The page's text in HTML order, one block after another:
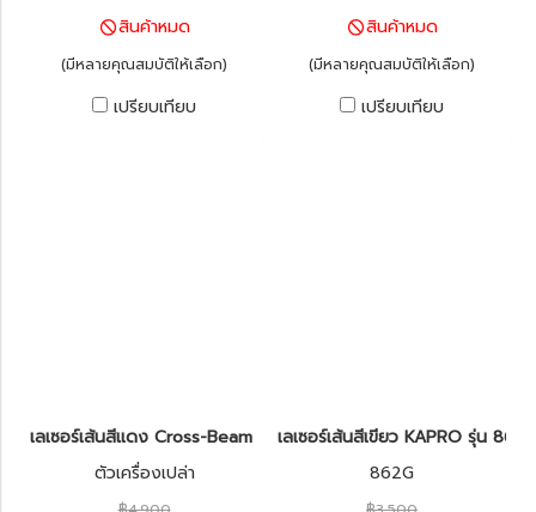
สินค้าหมด
(มีหลายคุณสมบัติให้เลือก)
เปรียบเทียบ
สินค้าหมด
(มีหลายคุณสมบัติให้เลือก)
เปรียบเทียบ
เลเซอร์เส้นสีแดง Cross-Beam KAPRO รุ่น 872 Prolaser®
ตัวเครื่องเปล่า
เลเซอร์เส้นสีเขียว KAPRO รุ่น
862G